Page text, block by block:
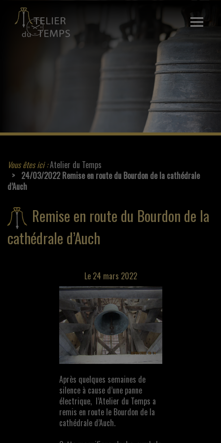
Ouvrir
menu
ACCUEIL
CONTACT
Vous êtes ici :Atelier du Temps
24/03/2022 Remise en route du Bourdon de la cathédrale
d’Auch
Remise en route du Bourdon de la
cathédrale d’Auch
Le 24 mars 2022
Après quelques semaines de
silence à cause d’une panne
électrique, l’Atelier du Temps a
remis en route le Bourdon de la
cathédrale d’Auch.